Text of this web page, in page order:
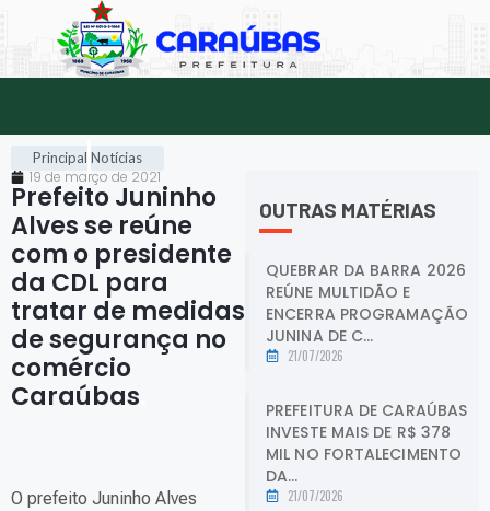
Principal Notícias
19 de março de 2021
Prefeito Juninho
Alves se reúne
com o presidente
da CDL para
tratar de medidas
de segurança no
comércio
Caraúbas
O prefeito Juninho Alves
OUTRAS MATÉRIAS
QUEBRAR DA BARRA 2026
REÚNE MULTIDÃO E
ENCERRA PROGRAMAÇÃO
JUNINA DE C...
21/07/2026
PREFEITURA DE CARAÚBAS
INVESTE MAIS DE R$ 378
MIL NO FORTALECIMENTO
DA...
21/07/2026